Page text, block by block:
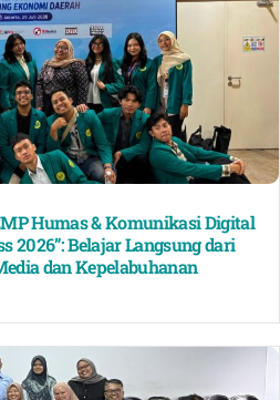
Humas & Komunikasi Digital
2026”: Belajar Langsung dari
dan Kepelabuhanan